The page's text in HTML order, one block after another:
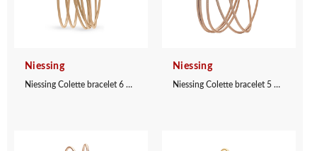
Niessing
Niessing Colette bracelet 6 windings
Niessing
Niessing Colette bracelet 5 windings